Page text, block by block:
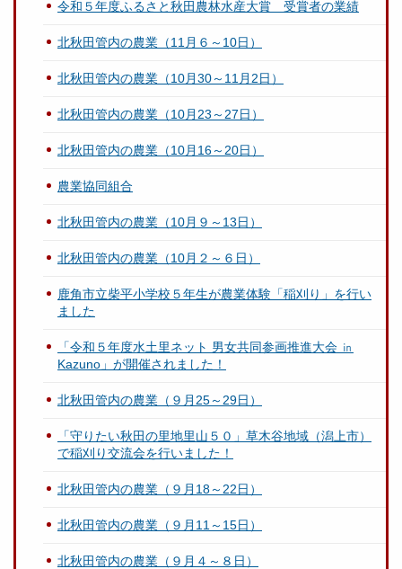
令和５年度ふるさと秋田農林水産大賞 受賞者の業績
北秋田管内の農業（11月６～10日）
北秋田管内の農業（10月30～11月2日）
北秋田管内の農業（10月23～27日）
北秋田管内の農業（10月16～20日）
農業協同組合
北秋田管内の農業（10月９～13日）
北秋田管内の農業（10月２～６日）
鹿角市立柴平小学校５年生が農業体験「稲刈り」を行い
ました
「令和５年度水土里ネット 男女共同参画推進大会 ㏌
Kazuno」が開催されました！
北秋田管内の農業（９月25～29日）
「守りたい秋田の里地里山５０」草木谷地域（潟上市）
で稲刈り交流会を行いました！
北秋田管内の農業（９月18～22日）
北秋田管内の農業（９月11～15日）
北秋田管内の農業（９月４～８日）